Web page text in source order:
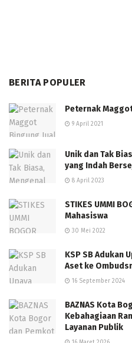
BERITA POPULER
Peternak
9 April 2021
Unik dan Tak
yang Indah
8 April 2023
STIKES UMMI
Mahasiswa
30 Mei 2022
KSP SB Adukan
Aset ke
16 September 2024
BAZNAS Kota
Kebahagiaan
Layanan Publik